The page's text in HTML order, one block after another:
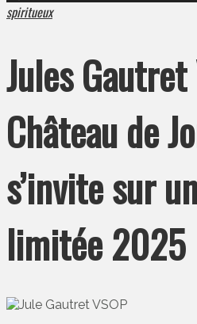
spiritueux
Jules Gautret
Château de
s’invite sur
limitée 2025